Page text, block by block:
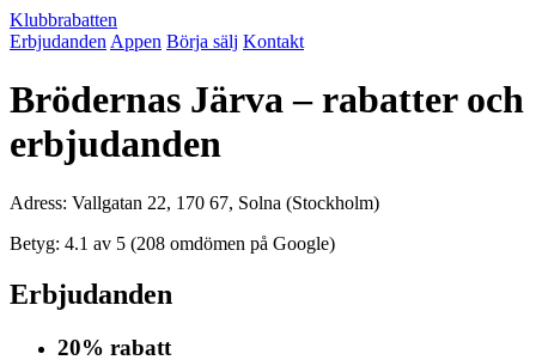
Klubbrabatten
Erbjudanden Appen Börja sälj Kontakt
Brödernas Järva – rabatter och
erbjudanden
Adress: Vallgatan 22, 170 67, Solna (Stockholm)
Betyg: 4.1 av 5 (208 omdömen på Google)
Erbjudanden
20% rabatt